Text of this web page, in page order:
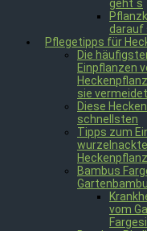
geht´s
darauf
Pflegetipps für
Die
Einpflanzen
sie vermeidet
Diese
schnellsten
Tipps zum
Bambus
vom